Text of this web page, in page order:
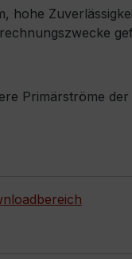
hohe
Primärströme der